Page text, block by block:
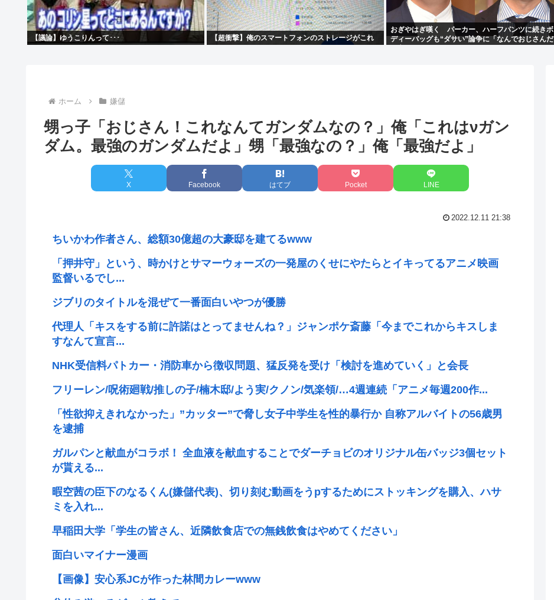
【議論】ゆうこりんって･･･ 【超衝撃】俺のスマートフォンのストレージがこれ
おぎやはぎ嘆く パーカー、ハーフパンツに続きボ
ディーバッグも“ダサい”論争に「なんでおじさんだ
ホーム 嫌儲
甥っ子「おじさん！これなんてガンダムなの？」俺「これはνガン
ダム。最強のガンダムだよ」甥「最強なの？」俺「最強だよ」
X Facebook はてブ Pocket LINE
2022.12.11 21:38
ちいかわ作者さん、総額30億超の大豪邸を建てるwww
「押井守」という、時かけとサマーウォーズの一発屋のくせにやたらとイキってるアニメ映画
監督いるでし...
ジブリのタイトルを混ぜて一番面白いやつが優勝
代理人「キスをする前に許諾はとってませんね？」ジャンポケ斎藤「今までこれからキスしま
すなんて宣言...
NHK受信料パトカー・消防車から徴収問題、猛反発を受け「検討を進めていく」と会長
フリーレン/呪術廻戦/推しの子/楠木邸/よう実/クノン/気楽領/…4週連続「アニメ毎週200作...
「性欲抑えきれなかった」”カッター”で脅し女子中学生を性的暴行か 自称アルバイトの56歳男
を逮捕
ガルパンと献血がコラボ！ 全血液を献血することでダーチョビのオリジナル缶バッジ3個セット
が貰える...
暇空茜の臣下のなるくん(嫌儲代表)、切り刻む動画をうpするためにストッキングを購入、ハサ
ミを入れ...
早稲田大学「学生の皆さん、近隣飲食店での無銭飲食はやめてください」
面白いマイナー漫画
【画像】安心系JCが作った林間カレーwww